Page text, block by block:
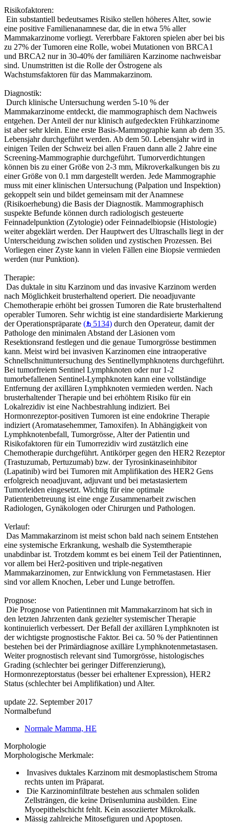
Risikofaktoren:
Ein substantiell bedeutsames Risiko stellen höheres Alter, sowie
eine positive Familienanamnese dar, die in etwa 5% aller
Mammakarzinome vorliegt. Vererbbare Faktoren spielen aber bei bis
zu 27% der Tumoren eine Rolle, wobei Mutationen von BRCA1
und BRCA2 nur in 30-40% der familiären Karzinome nachweisbar
sind. Unumstritten ist die Rolle der Östrogene als
Wachstumsfaktoren für das Mammakarzinom.
Diagnostik:
Durch klinische Untersuchung werden 5-10 % der
Mammakarzinome entdeckt, die mammographisch dem Nachweis
entgehen. Der Anteil der nur klinisch aufgedeckten Frühkarzinome
ist aber sehr klein. Eine erste Basis-Mammographie kann ab dem 35.
Lebensjahr durchgeführt werden. Ab dem 50. Lebensjahr wird in
einigen Teilen der Schweiz bei allen Frauen dann alle 2 Jahre eine
Screening-Mammographie durchgeführt. Tumorverdichtungen
können bis zu einer Größe von 2-3 mm, Mikroverkalkungen bis zu
einer Größe von 0.1 mm dargestellt werden. Jede Mammographie
muss mit einer klinischen Untersuchung (Palpation und Inspektion)
gekoppelt sein und bildet gemeinsam mit der Anamnese
(Risikoerhebung) die Basis der Diagnostik. Mammographisch
suspekte Befunde können durch radiologisch gesteuerte
Feinnadelpunktion (Zytologie) oder Feinnadelbiopsie (Histologie)
weiter abgeklärt werden. Der Hauptwert des Ultraschalls liegt in der
Unterscheidung zwischen soliden und zystischen Prozessen. Bei
Vorliegen einer Zyste kann in vielen Fällen eine Biopsie vermieden
werden (nur Punktion).
Therapie:
Das duktale in situ Karzinom und das invasive Karzinom werden
nach Möglichkeit brusterhaltend operiert. Die neoadjuvante
Chemotherapie erhöht bei grossen Tumoren die Rate brusterhaltend
operabler Tumoren. Sehr wichtig ist eine standardisierte Markierung
der Operationspräparate ( 5134) durch den Operateur, damit der
Pathologe den minimalen Abstand der Läsionen vom
Resektionsrand festlegen und die genaue Tumorgrösse bestimmen
kann. Meist wird bei invasiven Karzinomen eine intraoperative
Schnellschnittuntersuchung des Sentinellymphknotens durchgeführt.
Bei tumorfreiem Sentinel Lymphknoten oder nur 1-2
tumorbefallenen Sentinel-Lymphknoten kann eine vollständige
Entfernung der axillären Lymphknoten vermieden werden. Nach
brusterhaltender Therapie und bei erhöhtem Risiko für ein
Lokalrezidiv ist eine Nachbestrahlung indiziert. Bei
Hormonrezeptor-positiven Tumoren ist eine endokrine Therapie
indiziert (Aromatasehemmer, Tamoxifen). In Abhängigkeit von
Lymphknotenbefall, Tumorgrösse, Alter der Patientin und
Risikofaktoren für ein Tumorrezidiv wird zustätzlich eine
Chemotherapie durchgeführt. Antikörper gegen den HER2 Rezeptor
(Trastuzumab, Pertuzumab) bzw. der Tyrosinkinaseinhibitor
(Lapatinib) wird bei Tumoren mit Amplifikation des HER2 Gens
erfolgreich neoadjuvant, adjuvant und bei metastasiertem
Tumorleiden eingesetzt. Wichtig für eine optimale
Patientenbetreuung ist eine enge Zusammenarbeit zwischen
Radiologen, Gynäkologen oder Chirurgen und Pathologen.
Verlauf:
Das Mammakarzinom ist meist schon bald nach seinem Entstehen
eine systemische Erkrankung, weshalb die Systemtherapie
unabdinbar ist. Trotzdem kommt es bei einem Teil der Patientinnen,
vor allem bei Her2-positiven und triple-negativen
Mammakarzinomen, zur Entwicklung von Fernmetastasen. Hier
sind vor allem Knochen, Leber und Lunge betroffen.
Prognose:
Die Prognose von Patientinnen mit Mammakarzinom hat sich in
den letzten Jahrzenten dank gezielter systemischer Therapie
kontinuierlich verbessert. Der Befall der axillären Lymphknoten ist
der wichtigste prognostische Faktor. Bei ca. 50 % der Patientinnen
bestehen bei der Primärdiagnose axilläre Lymphknotenmetastasen.
Weiter prognostisch relevant sind Tumorgrösse, histologisches
Grading (schlechter bei geringer Differenzierung),
Hormonrezeptorstatus (besser bei erhaltener Expression), HER2
Status (schlechter bei Amplifikation) und Alter.
update 22. September 2017
Normalbefund
Normale Mamma, HE
Morphologie
Morphologische Merkmale:
Invasives duktales Karzinom mit desmoplastischem Stroma
rechts unten im Präparat.
Die Karzinominfiltrate bestehen aus schmalen soliden
Zellsträngen, die keine Drüsenlumina ausbilden. Eine
Myoepithelschicht fehlt. Kein assoziierter Mikrokalk.
Mässig zahlreiche Mitosefiguren und Apoptosen.